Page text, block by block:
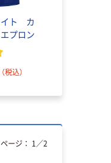
イト カ
プロン
（税込）
ページ： 1 ／2